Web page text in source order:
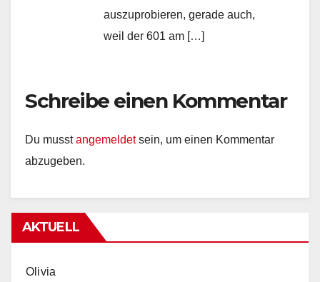
auszuprobieren, gerade auch,
weil der 601 am […]
Schreibe einen Kommentar
Du musstangemeldetsein, um einen Kommentar
abzugeben.
AKTUELL
Olivia